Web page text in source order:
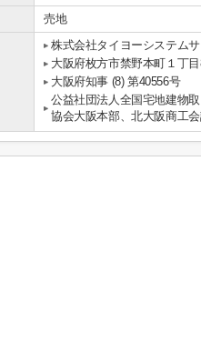
売地
株式会社タイヨーシステム
大阪府枚方市禁野本町１丁
大阪府知事 (8) 第40556号
公益社団法人全国宅地建物
協会大阪本部、北大阪商工